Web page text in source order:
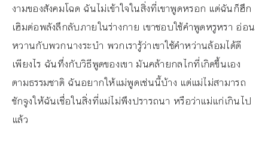
งามของสังคมโฉด ฉันไม่เข้าใจในสิ่งที่เขาพูดหรอก แต่ฉันก็ฮึก
เฮิมต่อพลังลึกลับภายในร่างกาย เขาชอบใช้คำพูดหรูหรา อ่อน
หวานกับพวกนางระบำ พวกเรารู้ว่าเขาใช้คำหว่านล้อมได้ดี
เพียงไร ฉันทึ่งกับวิธีพูดของเขา มันคล้ายกลไกที่เกิดขึ้นเอง
ตามธรรมชาติ ฉันอยากให้แม่พูดเช่นนี้บ้าง แต่แม่ไม่สามารถ
ชักจูงให้ฉันเชื่อในสิ่งที่แม่ไม่พึงปรารถนา หรือว่าแม่แก่เกินไป
แล้ว